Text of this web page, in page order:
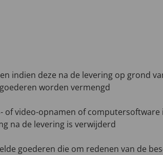
indien deze na de levering op grond
worden vermengd
of video-opnamen of computersoftware
na de levering is verwijderd
goederen die om redenen van de